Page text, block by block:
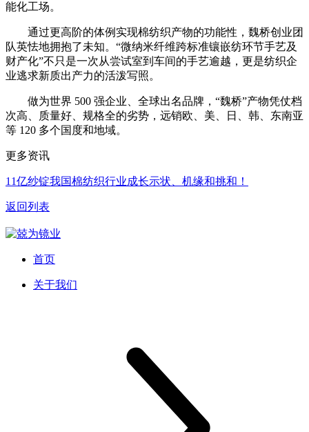
能化工场。
通过更高阶的体例实现棉纺织产物的功能性，魏桥创业团
队英怯地拥抱了未知。“微纳米纤维跨标准镶嵌纺环节手艺及
财产化”不只是一次从尝试室到车间的手艺逾越，更是纺织企
业逃求新质出产力的活泼写照。
做为世界 500 强企业、全球出名品牌，“魏桥”产物凭仗档
次高、质量好、规格全的劣势，远销欧、美、日、韩、东南亚
等 120 多个国度和地域。
更多资讯
11亿纱锭我国棉纺织行业成长示状、机缘和挑和！
返回列表
首页
关于我们